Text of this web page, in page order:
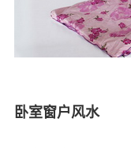
卧室窗户风水